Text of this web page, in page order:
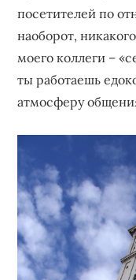
посетителей по
наоборот,
моего коллеги –
ты работаешь
атмосферу